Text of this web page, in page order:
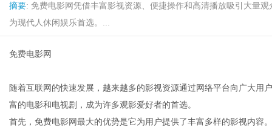
摘要: 免费电影网凭借丰富影视资源、便捷操作和高清播放吸引大量
为现代人休闲娱乐首选。...
免费电影网
随着互联网的快速发展，越来越多的影视资源通过网络平台向广大用
富的电影和电视剧，成为许多观影爱好者的首选。
首先，免费电影网最大的优势是它为用户提供了丰富多样的影视内容